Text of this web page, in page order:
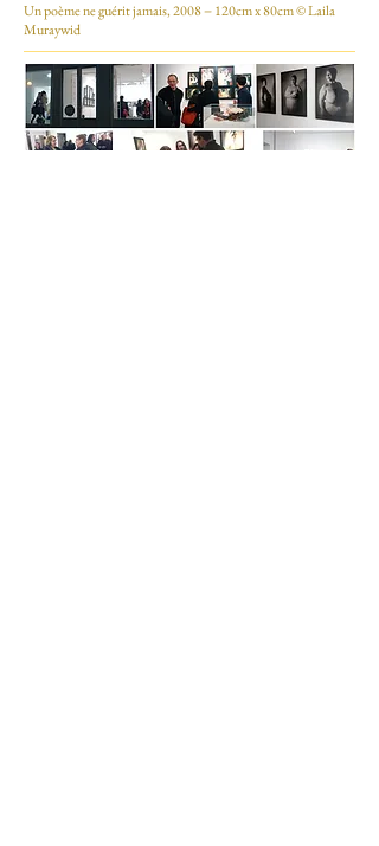
Un poème ne guérit jamais, 2008 − 120cm x 80cm © Laila
Muraywid